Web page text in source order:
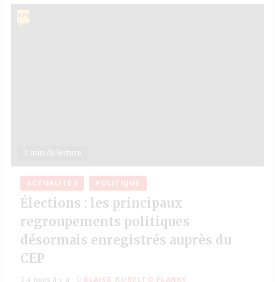
2 min de lecture
171
ACTUALITÉS POLITIQUE
Élections : les principaux
regroupements politiques
désormais enregistrés auprès du
CEP
4 jours il y a BLAISE ROBELTO FLANKY